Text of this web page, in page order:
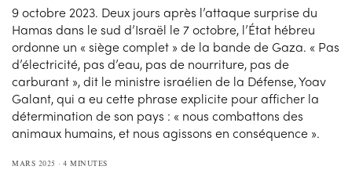
9 octobre 2023. Deux jours après l’attaque surprise du
Hamas dans le sud d’Israël le 7 octobre, l’État hébreu
ordonne un « siège complet » de la bande de Gaza. « Pas
d’électricité, pas d’eau, pas de nourriture, pas de
carburant », dit le ministre israélien de la Défense, Yoav
Galant, qui a eu cette phrase explicite pour afficher la
détermination de son pays : « nous combattons des
animaux humains, et nous agissons en conséquence ».
MARS 2025 4 MINUTES